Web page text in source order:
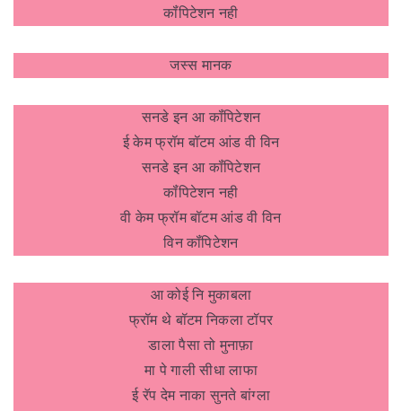
कॉंपिटेशन नही
जस्स मानक
सनडे इन आ कॉंपिटेशन
ई केम फ्रॉम बॉटम आंड वी विन
सनडे इन आ कॉंपिटेशन
कॉंपिटेशन नही
वी केम फ्रॉम बॉटम आंड वी विन
विन कॉंपिटेशन
आ कोई नि मुकाबला
फ्रॉम थे बॉटम निकला टॉपर
डाला पैसा तो मुनाफ़ा
मा पे गाली सीधा लाफा
ई रॅप देम नाका सुनते बांग्ला